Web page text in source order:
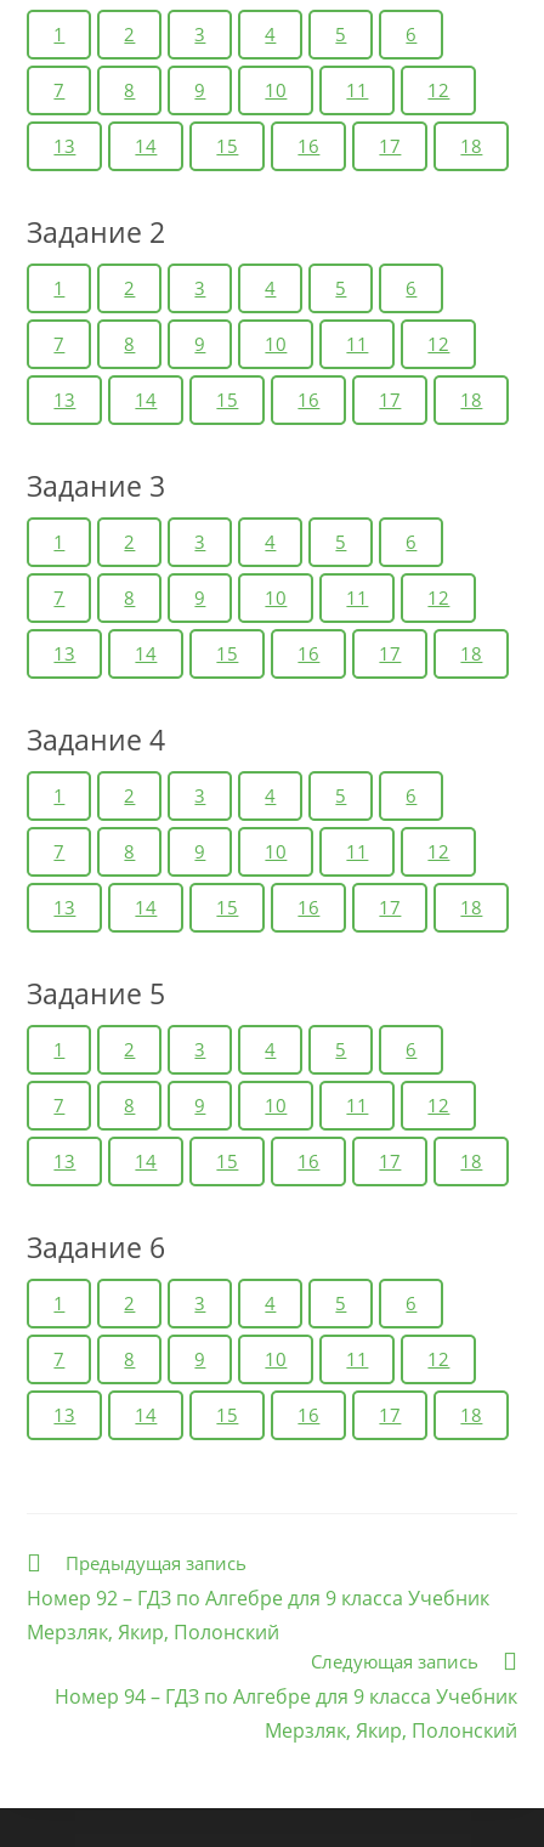
1 2 3 4 5 6
7 8 9 10 11 12
13 14 15 16 17 18
Задание 2
1 2 3 4 5 6
7 8 9 10 11 12
13 14 15 16 17 18
Задание 3
1 2 3 4 5 6
7 8 9 10 11 12
13 14 15 16 17 18
Задание 4
1 2 3 4 5 6
7 8 9 10 11 12
13 14 15 16 17 18
Задание 5
1 2 3 4 5 6
7 8 9 10 11 12
13 14 15 16 17 18
Задание 6
1 2 3 4 5 6
7 8 9 10 11 12
13 14 15 16 17 18
Еще
Предыдущая запись
Номер 92 – ГДЗ по Алгебре для 9 класса Учебник
Мерзляк, Якир, Полонский
Следующая запись
Номер 94 – ГДЗ по Алгебре для 9 класса Учебник
Мерзляк, Якир, Полонский